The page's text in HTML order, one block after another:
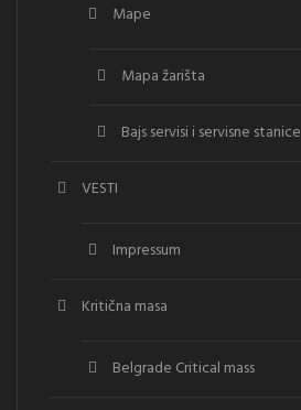
Mape
Mapa žarišta
Bajs servisi i servisne stanice
VESTI
Impressum
Kritična masa
Belgrade Critical mass